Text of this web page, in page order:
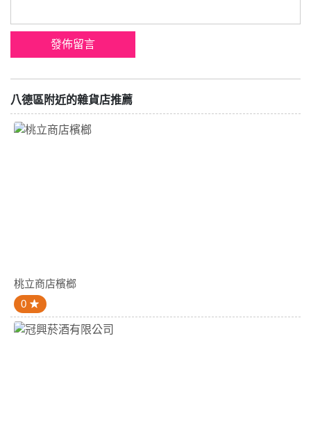
八德區附近的雜貨店推薦
桃立商店檳榔
0